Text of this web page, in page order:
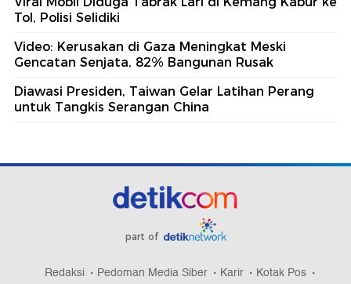
Tol, Polisi Selidiki
Video: Kerusakan di Gaza Meningkat Meski
Gencatan Senjata, 82% Bangunan Rusak
Diawasi Presiden, Taiwan Gelar Latihan Perang
untuk Tangkis Serangan China
part of
Redaksi Pedoman Media Siber Karir
Kotak Pos